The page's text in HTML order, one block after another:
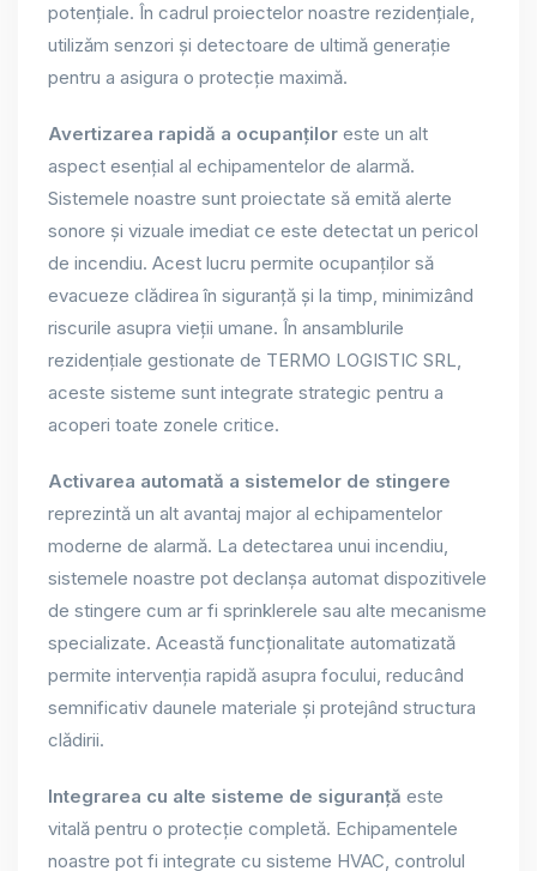
potențiale. În cadrul proiectelor noastre rezidențiale,
utilizăm senzori și detectoare de ultimă generație
pentru a asigura o protecție maximă.
Avertizarea rapidă a ocupanților este un alt
aspect esențial al echipamentelor de alarmă.
Sistemele noastre sunt proiectate să emită alerte
sonore și vizuale imediat ce este detectat un pericol
de incendiu. Acest lucru permite ocupanților să
evacueze clădirea în siguranță și la timp, minimizând
riscurile asupra vieții umane. În ansamblurile
rezidențiale gestionate de TERMO LOGISTIC SRL,
aceste sisteme sunt integrate strategic pentru a
acoperi toate zonele critice.
Activarea automată a sistemelor de stingere
reprezintă un alt avantaj major al echipamentelor
moderne de alarmă. La detectarea unui incendiu,
sistemele noastre pot declanșa automat dispozitivele
de stingere cum ar fi sprinklerele sau alte mecanisme
specializate. Această funcționalitate automatizată
permite intervenția rapidă asupra focului, reducând
semnificativ daunele materiale și protejând structura
clădirii.
Integrarea cu alte sisteme de siguranță este
vitală pentru o protecție completă. Echipamentele
noastre pot fi integrate cu sisteme HVAC, controlul